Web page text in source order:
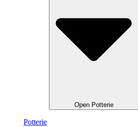
Open Potterie
Potterie